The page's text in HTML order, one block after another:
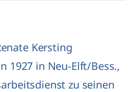
Kersting
1927 in Neu-Elft/Bess.,
zu seinen